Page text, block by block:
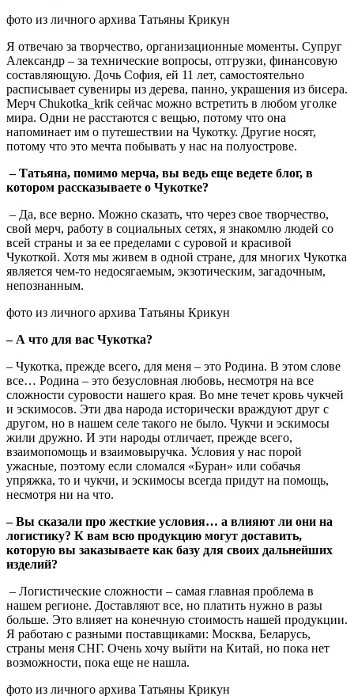
фото из личного архива Татьяны Крикун
Я отвечаю за творчество, организационные моменты. Супруг
Александр – за технические вопросы, отгрузки, финансовую
составляющую. Дочь София, ей 11 лет, самостоятельно
расписывает сувениры из дерева, панно, украшения из бисера.
Мерч Chukotka_krik сейчас можно встретить в любом уголке
мира. Одни не расстаются с вещью, потому что она
напоминает им о путешествии на Чукотку. Другие носят,
потому что это мечта побывать у нас на полуострове.
– Татьяна, помимо мерча, вы ведь еще ведете блог, в
котором рассказываете о Чукотке?
– Да, все верно. Можно сказать, что через свое творчество,
свой мерч, работу в социальных сетях, я знакомлю людей со
всей страны и за ее пределами с суровой и красивой
Чукоткой. Хотя мы живем в одной стране, для многих Чукотка
является чем-то недосягаемым, экзотическим, загадочным,
непознанным.
фото из личного архива Татьяны Крикун
– А что для вас Чукотка?
– Чукотка, прежде всего, для меня – это Родина. В этом слове
все… Родина – это безусловная любовь, несмотря на все
сложности суровости нашего края. Во мне течет кровь чукчей
и эскимосов. Эти два народа исторически враждуют друг с
другом, но в нашем селе такого не было. Чукчи и эскимосы
жили дружно. И эти народы отличает, прежде всего,
взаимопомощь и взаимовыручка. Условия у нас порой
ужасные, поэтому если сломался «Буран» или собачья
упряжка, то и чукчи, и эскимосы всегда придут на помощь,
несмотря ни на что.
– Вы сказали про жесткие условия… а влияют ли они на
логистику? К вам всю продукцию могут доставить,
которую вы заказываете как базу для своих дальнейших
изделий?
– Логистические сложности – самая главная проблема в
нашем регионе. Доставляют все, но платить нужно в разы
больше. Это влияет на конечную стоимость нашей продукции.
Я работаю с разными поставщиками: Москва, Беларусь,
страны меня СНГ. Очень хочу выйти на Китай, но пока нет
возможности, пока еще не нашла.
фото из личного архива Татьяны Крикун